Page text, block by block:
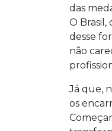
das
O
desse
não
Já que,
os